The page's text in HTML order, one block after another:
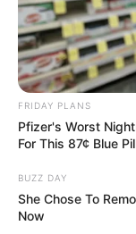
FRIDAY PLANS
Pfizer's Worst
For This 87¢ Blue
BUZZ DAY
She Chose To
Now